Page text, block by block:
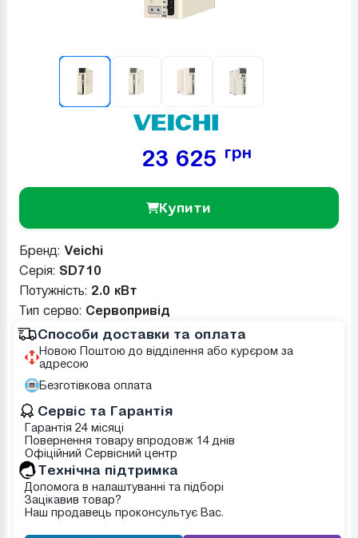
23 625 грн
Купити
Бренд: Veichi
Серія: SD710
Потужність: 2.0 кВт
Тип серво: Сервопривід
Способи доставки та оплата
Новою Поштою до відділення або курєром за
адресою
Безготівкова оплата
Сервіс та Гарантія
Гарантія 24 місяці
Повернення товару впродовж 14 днів
Офіційний Сервісний центр
Tехнічна підтримка
Допомога в налаштуванні та підборі
Зацікавив товар?
Наш продавець проконсультує Вас.